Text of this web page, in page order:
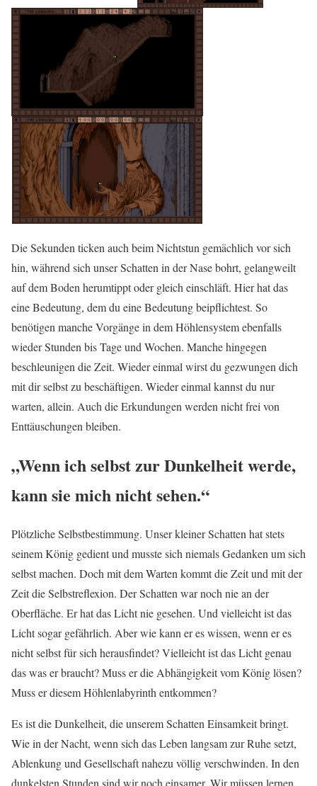
Die Sekunden ticken auch beim Nichtstun gemächlich vor sich
hin, während sich unser Schatten in der Nase bohrt, gelangweilt
auf dem Boden herumtippt oder gleich einschläft. Hier hat das
eine Bedeutung, dem du eine Bedeutung beipflichtest. So
benötigen manche Vorgänge in dem Höhlensystem ebenfalls
wieder Stunden bis Tage und Wochen. Manche hingegen
beschleunigen die Zeit. Wieder einmal wirst du gezwungen dich
mit dir selbst zu beschäftigen. Wieder einmal kannst du nur
warten, allein. Auch die Erkundungen werden nicht frei von
Enttäuschungen bleiben.
„Wenn ich selbst zur Dunkelheit werde,
kann sie mich nicht sehen.“
Plötzliche Selbstbestimmung. Unser kleiner Schatten hat stets
seinem König gedient und musste sich niemals Gedanken um sich
selbst machen. Doch mit dem Warten kommt die Zeit und mit der
Zeit die Selbstreflexion. Der Schatten war noch nie an der
Oberfläche. Er hat das Licht nie gesehen. Und vielleicht ist das
Licht sogar gefährlich. Aber wie kann er es wissen, wenn er es
nicht selbst für sich herausfindet? Vielleicht ist das Licht genau
das was er braucht? Muss er die Abhängigkeit vom König lösen?
Muss er diesem Höhlenlabyrinth entkommen?
Es ist die Dunkelheit, die unserem Schatten Einsamkeit bringt.
Wie in der Nacht, wenn sich das Leben langsam zur Ruhe setzt,
Ablenkung und Gesellschaft nahezu völlig verschwinden. In den
dunkelsten Stunden sind wir noch einsamer. Wir müssen lernen